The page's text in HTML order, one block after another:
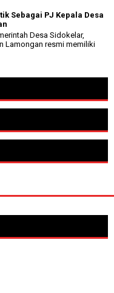
Sebagai PJ Kepala Desa
Desa Sidokelar,
Lamongan resmi memiliki